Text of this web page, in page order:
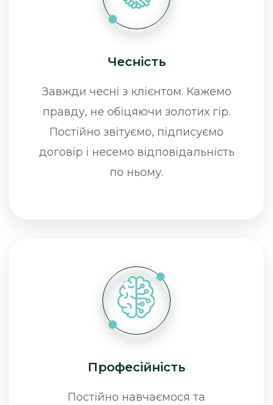
Чесність
Завжди чесні з клієнтом. Кажемо
правду, не обіцяючи золотих гір.
Постійно звітуємо, підписуємо
договір і несемо відповідальність
по ньому.
Професійність
Постійно навчаємося та